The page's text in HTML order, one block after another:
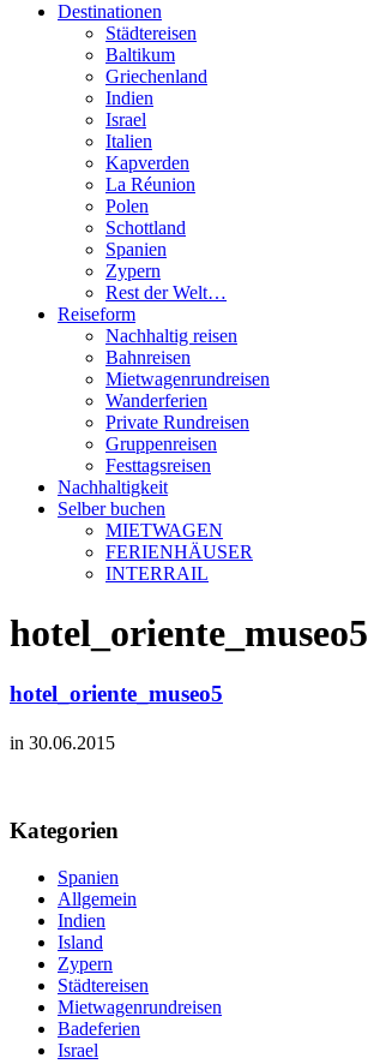
Destinationen
Städtereisen
Baltikum
Griechenland
Indien
Israel
Italien
Kapverden
La Réunion
Polen
Schottland
Spanien
Zypern
Rest der Welt…
Reiseform
Nachhaltig reisen
Bahnreisen
Mietwagenrundreisen
Wanderferien
Private Rundreisen
Gruppenreisen
Festtagsreisen
Nachhaltigkeit
Selber buchen
MIETWAGEN
FERIENHÄUSER
INTERRAIL
hotel_oriente_museo5
hotel_oriente_museo5
in 30.06.2015
Kategorien
Spanien
Allgemein
Indien
Island
Zypern
Städtereisen
Mietwagenrundreisen
Badeferien
Israel